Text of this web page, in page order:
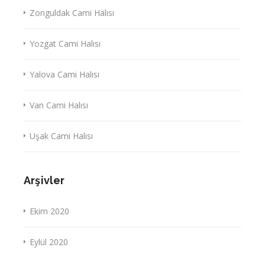
Zonguldak Cami Halısı
Yozgat Cami Halısı
Yalova Cami Halısı
Van Cami Halısı
Uşak Cami Halısı
Arşivler
Ekim 2020
Eylül 2020